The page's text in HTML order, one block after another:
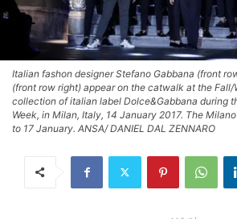
Italian fashon designer Stefano Gabbana (front
(front row right) appear on the catwalk at the
collection of italian label Dolce&Gabbana during
Week, in Milan, Italy, 14 January 2017. The
to 17 January. ANSA/ DANIEL DAL ZENNARO